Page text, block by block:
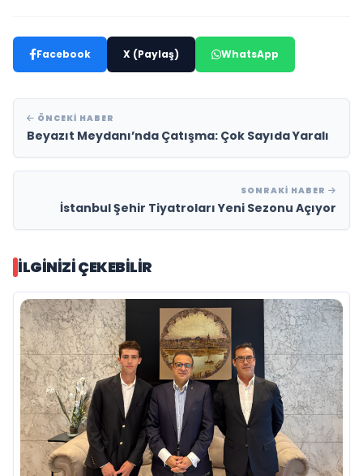
Facebook X (Paylaş) WhatsApp
ÖNCEKI HABER
Beyazıt Meydanı’nda Çatışma: Çok Sayıda Yaralı
SONRAKI HABER
İstanbul Şehir Tiyatroları Yeni Sezonu Açıyor
İLGINIZI ÇEKEBILIR